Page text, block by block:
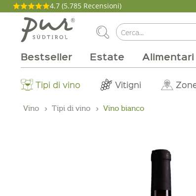
4.7 (5.785 Recensioni)
Bestseller Estate Alimentari
Aperitivo Brunch Per
Carne e salumi Latticini
Tipi di vino Vitigni
Pacchetti Abo Box
Cucina Casa Cirmolo
Salute e bellezza Tinture
La nostra filosofia Magazine
Vino Tipi di vino Vino bianco